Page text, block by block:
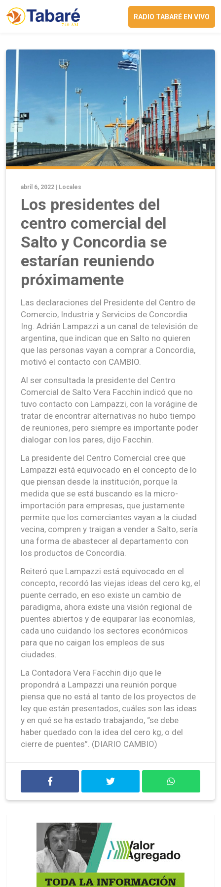
RADIO TABARÉ EN VIVO
abril 6, 2022 | Locales
Los presidentes del
centro comercial del
Salto y Concordia se
estarían reuniendo
próximamente
Las declaraciones del Presidente del Centro de
Comercio, Industria y Servicios de Concordia
Ing. Adrián Lampazzi a un canal de televisión de
argentina, que indican que en Salto no quieren
que las personas vayan a comprar a Concordia,
motivó el contacto con CAMBIO.
Al ser consultada la presidente del Centro
Comercial de Salto Vera Facchin indicó que no
tuvo contacto con Lampazzi, con la vorágine de
tratar de encontrar alternativas no hubo tiempo
de reuniones, pero siempre es importante poder
dialogar con los pares, dijo Facchin.
La presidente del Centro Comercial cree que
Lampazzi está equivocado en el concepto de lo
que piensan desde la institución, porque la
medida que se está buscando es la micro-
importación para empresas, que justamente
permite que los comerciantes vayan a la ciudad
vecina, compren y traigan a vender a Salto, sería
una forma de abastecer al departamento con
los productos de Concordia.
Reiteró que Lampazzi está equivocado en el
concepto, recordó las viejas ideas del cero kg, el
puente cerrado, en eso existe un cambio de
paradigma, ahora existe una visión regional de
puentes abiertos y de equiparar las economías,
cada uno cuidando los sectores económicos
para que no caigan los empleos de sus
ciudades.
La Contadora Vera Facchin dijo que le
propondrá a Lampazzi una reunión porque
piensa que no está al tanto de los proyectos de
ley que están presentados, cuáles son las ideas
y en qué se ha estado trabajando, “se debe
haber quedado con la idea del cero kg, o del
cierre de puentes”. (DIARIO CAMBIO)